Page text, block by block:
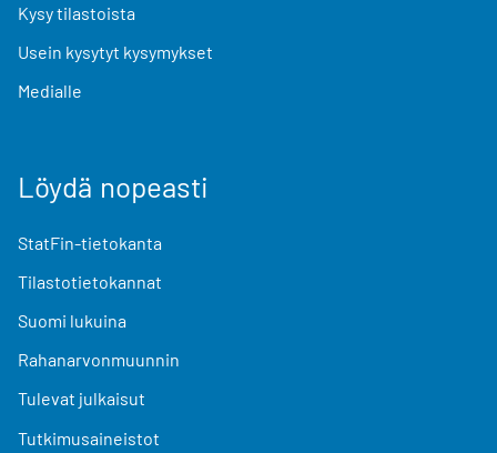
Kysy tilastoista
Usein kysytyt kysymykset
Medialle
Löydä nopeasti
StatFin-tietokanta
Tilastotietokannat
Suomi lukuina
Rahanarvonmuunnin
Tulevat julkaisut
Tutkimusaineistot